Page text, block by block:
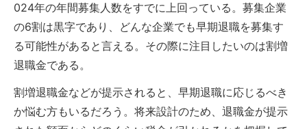
024年の年間募集人数をすでに上回っている。募集企業
の6割は黒字であり、どんな企業でも早期退職を募集す
る可能性があると言える。その際に注目したいのは割増
退職金である。
割増退職金などが提示されると、早期退職に応じるべき
か悩む方もいるだろう。将来設計のため、退職金が提示